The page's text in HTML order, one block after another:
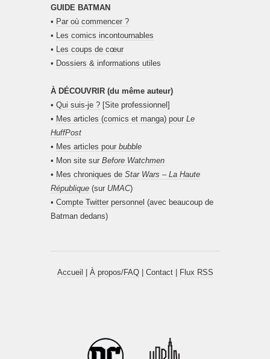
GUIDE BATMAN
• Par où commencer ?
• Les comics incontournables
• Les coups de cœur
• Dossiers & informations utiles
À DÉCOUVRIR (du même auteur)
• Qui suis-je ? [Site professionnel]
• Mes articles (comics et manga) pour Le
HuffPost
• Mes articles pour bubble
• Mon site sur Before Watchmen
• Mes chroniques de Star Wars – La Haute
République (sur UMAC)
• Compte Twitter personnel (avec beaucoup de
Batman dedans)
Accueil À propos/FAQ| Contact| Flux RSS